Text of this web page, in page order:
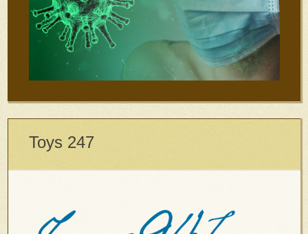
Toys 247